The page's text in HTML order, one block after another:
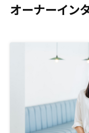
オーナーイン